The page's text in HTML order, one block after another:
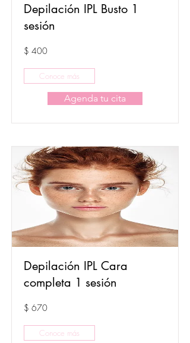
Depilación IPL Busto 1
sesión
$ 400
Conoce más
Agenda tu cita
Depilación IPL Cara
completa 1 sesión
$ 670
Conoce más